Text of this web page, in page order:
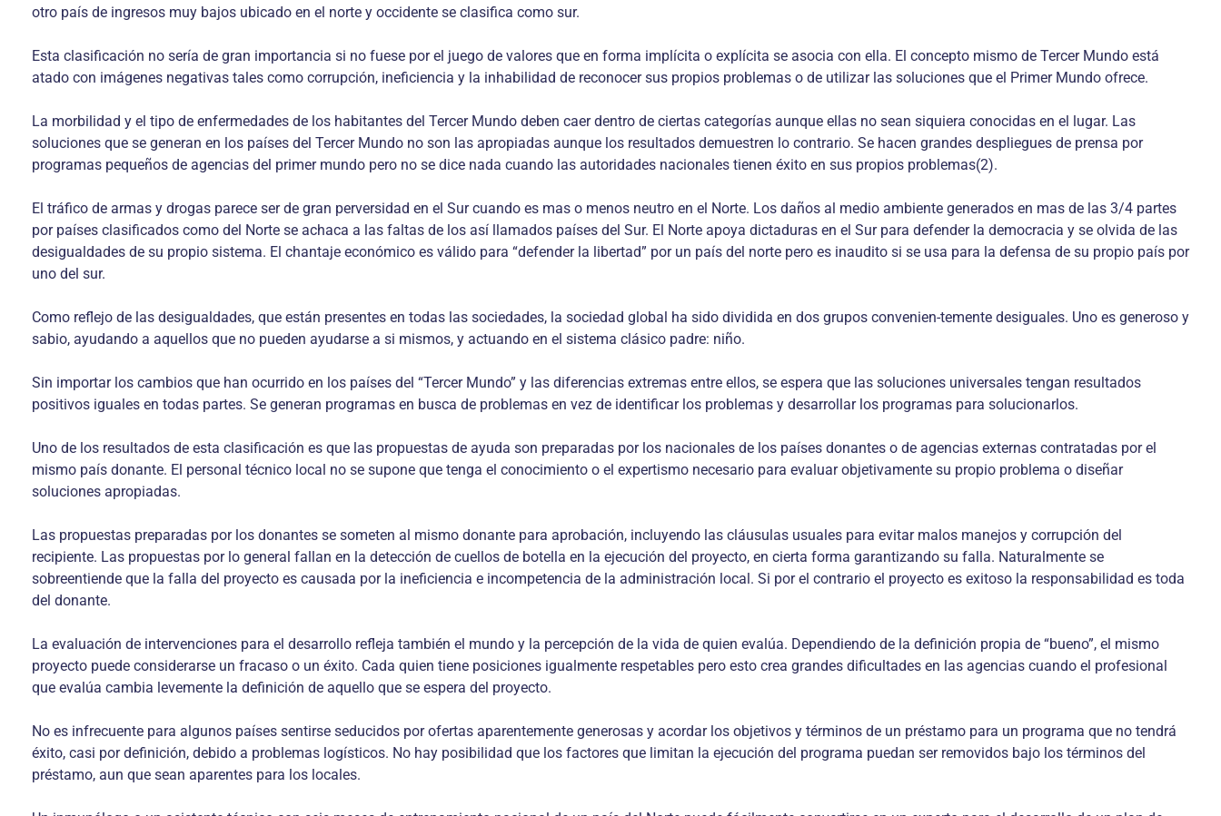
otro país de ingresos muy bajos ubicado en el norte y occidente se clasifica como sur.
Esta clasificación no sería de gran importancia si no fuese por el juego de valores que en forma implícita o explícita se asocia con ella. El concepto mismo de Tercer Mundo está
atado con imágenes negativas tales como corrupción, ineficiencia y la inhabilidad de reconocer sus propios problemas o de utilizar las soluciones que el Primer Mundo ofrece.
La morbilidad y el tipo de enfermedades de los habitantes del Tercer Mundo deben caer dentro de ciertas categorías aunque ellas no sean siquiera conocidas en el lugar. Las
soluciones que se generan en los países del Tercer Mundo no son las apropiadas aunque los resultados demuestren lo contrario. Se hacen grandes despliegues de prensa por
programas pequeños de agencias del primer mundo pero no se dice nada cuando las autoridades nacionales tienen éxito en sus propios problemas(2).
El tráfico de armas y drogas parece ser de gran perversidad en el Sur cuando es mas o menos neutro en el Norte. Los daños al medio ambiente generados en mas de las 3/4 partes
por países clasificados como del Norte se achaca a las faltas de los así llamados países del Sur. El Norte apoya dictaduras en el Sur para defender la democracia y se olvida de las
desigualdades de su propio sistema. El chantaje económico es válido para “defender la libertad” por un país del norte pero es inaudito si se usa para la defensa de su propio país por
uno del sur.
Como reflejo de las desigualdades, que están presentes en todas las sociedades, la sociedad global ha sido dividida en dos grupos convenien-temente desiguales. Uno es generoso y
sabio, ayudando a aquellos que no pueden ayudarse a si mismos, y actuando en el sistema clásico padre: niño.
Sin importar los cambios que han ocurrido en los países del “Tercer Mundo” y las diferencias extremas entre ellos, se espera que las soluciones universales tengan resultados
positivos iguales en todas partes. Se generan programas en busca de problemas en vez de identificar los problemas y desarrollar los programas para solucionarlos.
Uno de los resultados de esta clasificación es que las propuestas de ayuda son preparadas por los nacionales de los países donantes o de agencias externas contratadas por el
mismo país donante. El personal técnico local no se supone que tenga el conocimiento o el expertismo necesario para evaluar objetivamente su propio problema o diseñar
soluciones apropiadas.
Las propuestas preparadas por los donantes se someten al mismo donante para aprobación, incluyendo las cláusulas usuales para evitar malos manejos y corrupción del
recipiente. Las propuestas por lo general fallan en la detección de cuellos de botella en la ejecución del proyecto, en cierta forma garantizando su falla. Naturalmente se
sobreentiende que la falla del proyecto es causada por la ineficiencia e incompetencia de la administración local. Si por el contrario el proyecto es exitoso la responsabilidad es toda
del donante.
La evaluación de intervenciones para el desarrollo refleja también el mundo y la percepción de la vida de quien evalúa. Dependiendo de la definición propia de “bueno”, el mismo
proyecto puede considerarse un fracaso o un éxito. Cada quien tiene posiciones igualmente respetables pero esto crea grandes dificultades en las agencias cuando el profesional
que evalúa cambia levemente la definición de aquello que se espera del proyecto.
No es infrecuente para algunos países sentirse seducidos por ofertas aparentemente generosas y acordar los objetivos y términos de un préstamo para un programa que no tendrá
éxito, casi por definición, debido a problemas logísticos. No hay posibilidad que los factores que limitan la ejecución del programa puedan ser removidos bajo los términos del
préstamo, aun que sean aparentes para los locales.